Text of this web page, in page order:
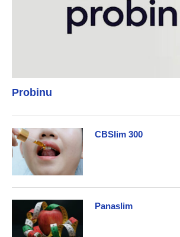
Probinu
CBSlim 300
Panaslim